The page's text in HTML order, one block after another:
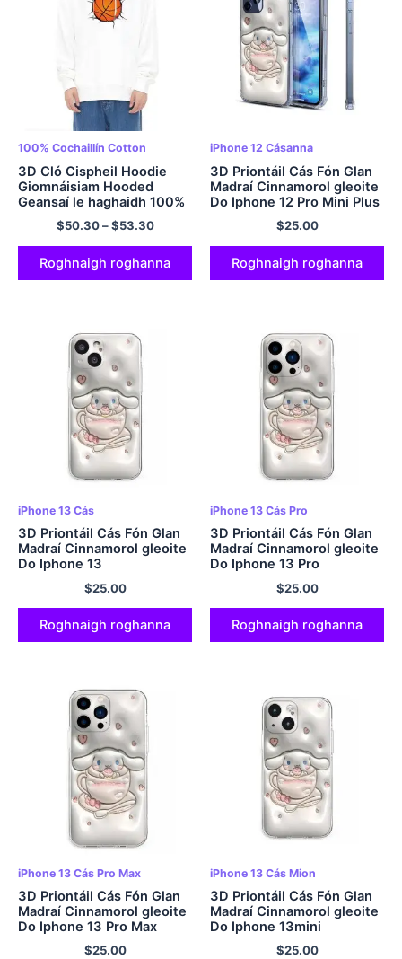
100% Cochaillín Cotton
3D Cló Cispheil Hoodie
Giomnáisiam Hooded
Geansaí le haghaidh 100%
Cotton Cosy Cozy agus
Cochaillín Bog Pullover
d'Fhir agus do Mhná
Ildathach
$50.30–$53.30
Roghnaigh roghanna
iPhone 12 Cásanna
3D Priontáil Cás Fón Glan
Madraí Cinnamorol gleoite
Do Iphone 12 Pro Mini Plus
$25.00
Roghnaigh roghanna
iPhone 13 Cás
3D Priontáil Cás Fón Glan
Madraí Cinnamorol gleoite
Do Iphone 13
$25.00
Roghnaigh roghanna
iPhone 13 Cás Pro
3D Priontáil Cás Fón Glan
Madraí Cinnamorol gleoite
Do Iphone 13 Pro
$25.00
Roghnaigh roghanna
iPhone 13 Cás Pro Max
3D Priontáil Cás Fón Glan
Madraí Cinnamorol gleoite
Do Iphone 13 Pro Max
$25.00
iPhone 13 Cás Mion
3D Priontáil Cás Fón Glan
Madraí Cinnamorol gleoite
Do Iphone 13mini
$25.00